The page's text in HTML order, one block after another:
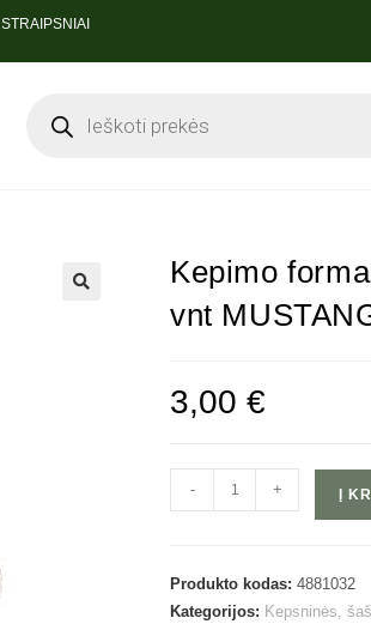
STRAIPSNIAI
Kepimo
vnt
3,00 €
- + Į
Produkto kodas: 4881032
Kategorijos: Kepsninės,